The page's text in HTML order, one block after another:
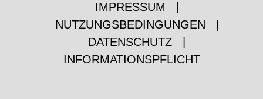
IMPRESSUM
NUTZUNGSBEDINGUNGEN
DATENSCHUTZ
INFORMATIONSPFLICHT